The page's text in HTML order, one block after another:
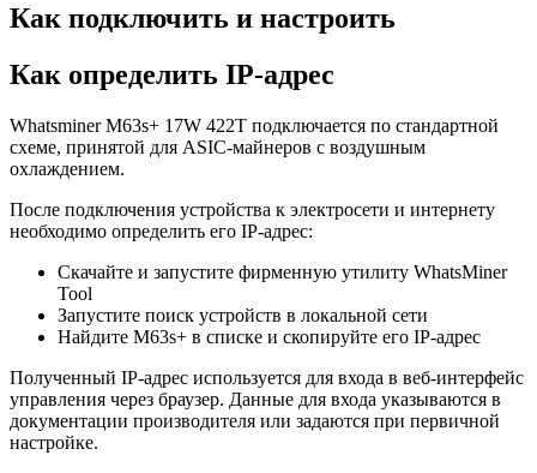
Как подключить и настроить
Как определить IP-адрес
Whatsminer M63s+ 17W 422T подключается по стандартной
схеме, принятой для ASIC-майнеров с воздушным
охлаждением.
После подключения устройства к электросети и интернету
необходимо определить его IP-адрес:
Скачайте и запустите фирменную утилиту WhatsMiner
Tool
Запустите поиск устройств в локальной сети
Найдите M63s+ в списке и скопируйте его IP-адрес
Полученный IP-адрес используется для входа в веб-интерфейс
управления через браузер. Данные для входа указываются в
документации производителя или задаются при первичной
настройке.